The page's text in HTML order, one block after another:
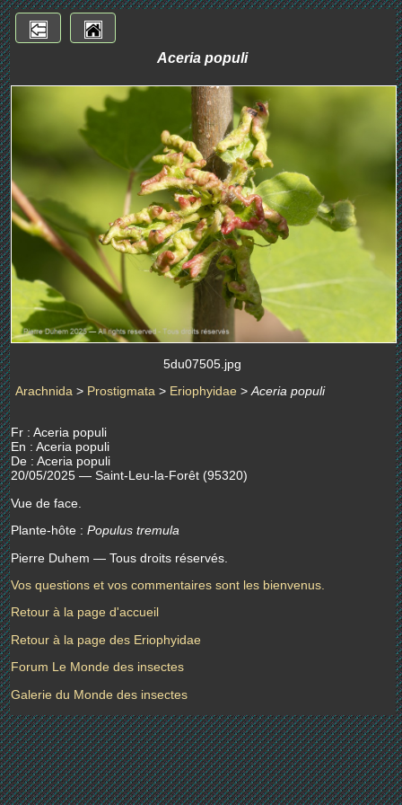
Aceria populi
5du07505.jpg
Arachnida > Prostigmata > Eriophyidae > Aceria populi
Fr : Aceria populi
En : Aceria populi
De : Aceria populi
20/05/2025 — Saint-Leu-la-Forêt (95320)
Vue de face.
Plante-hôte : Populus tremula
Pierre Duhem — Tous droits réservés.
Vos questions et vos commentaires sont les bienvenus.
Retour à la page d'accueil
Retour à la page des Eriophyidae
Forum Le Monde des insectes
Galerie du Monde des insectes